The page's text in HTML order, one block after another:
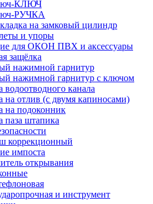
КЛЮЧ
РУЧКА
на замковый цилиндр
и упоры
для ОКОН ПВХ и аксессуары
защёлка
нажимной гарнитур
нажимной гарнитур с ключом
водоотводного канала
на отлив (с двумя капиносами)
на подоконник
паза штапика
коррекционный
импоста
открывания
и инструмент